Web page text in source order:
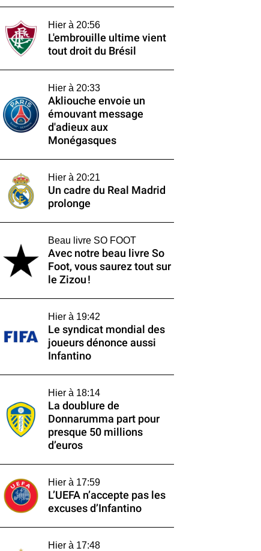
Hier à 20:56
L'embrouille ultime vient
tout droit du Brésil
Hier à 20:33
Akliouche envoie un
émouvant message
d'adieux aux
Monégasques
Hier à 20:21
Un cadre du Real Madrid
prolonge
Beau livre SO FOOT
Avec notre beau livre So
Foot, vous saurez tout sur
le Zizou !
Hier à 19:42
Le syndicat mondial des
joueurs dénonce aussi
Infantino
Hier à 18:14
La doublure de
Donnarumma part pour
presque 50 millions
d’euros
Hier à 17:59
L’UEFA n’accepte pas les
excuses d’Infantino
Hier à 17:48